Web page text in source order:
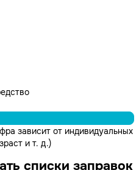
зависит от индивидуальных
и т. д.)
списки заправок